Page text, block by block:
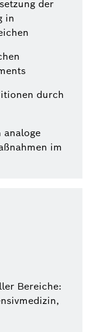
der
in
durch
analoge
im
Bereiche: